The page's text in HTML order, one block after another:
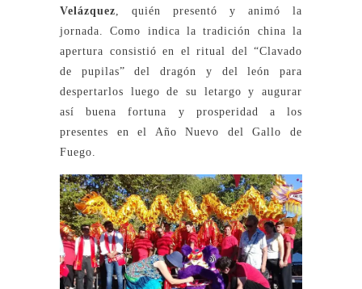
Velázquez, quién presentó y animó la
jornada. Como indica la tradición china la
apertura consistió en el ritual del “Clavado
de pupilas” del dragón y del león para
despertarlos luego de su letargo y augurar
así buena fortuna y prosperidad a los
presentes en el Año Nuevo del Gallo de
Fuego.